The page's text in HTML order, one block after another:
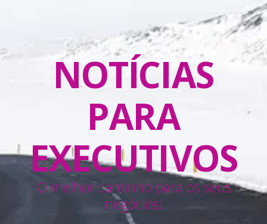
NOTÍCIAS
PARA
EXECUTIVOS
O melhor caminho para os seus
negócios!